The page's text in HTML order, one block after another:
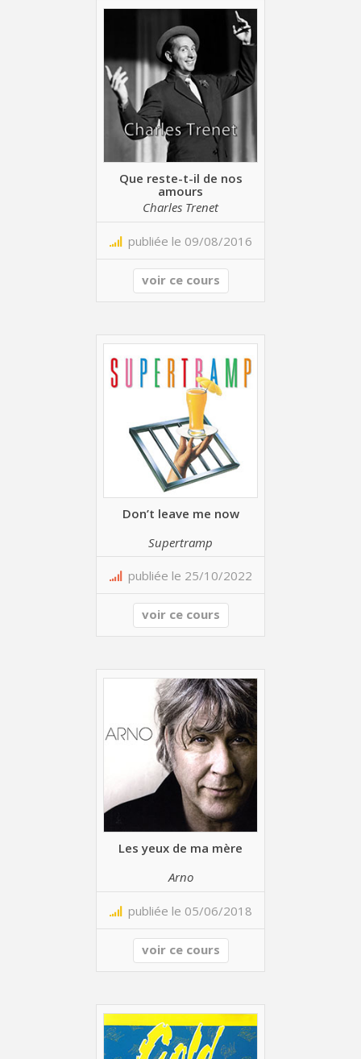
Que reste-t-il de nos
amours
Charles Trenet
publiée le 09/08/2016
voir ce cours
Don’t leave me now
Supertramp
publiée le 25/10/2022
voir ce cours
Les yeux de ma mère
Arno
publiée le 05/06/2018
voir ce cours